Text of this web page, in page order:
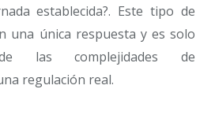
establecida?. Este tipo de
una única respuesta y es solo
las complejidades de
regulación real.